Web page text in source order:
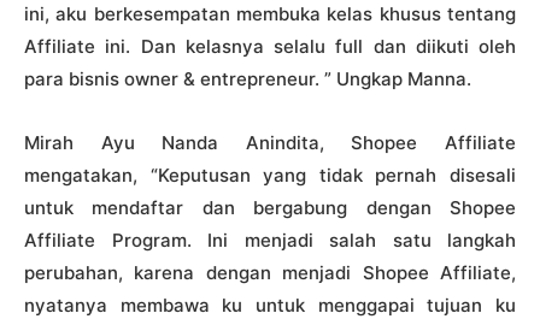
ini, aku berkesempatan membuka kelas khusus tentang
Affiliate ini. Dan kelasnya selalu full dan diikuti oleh
para bisnis owner & entrepreneur. ” Ungkap Manna.
Mirah Ayu Nanda Anindita, Shopee Affiliate
mengatakan, “Keputusan yang tidak pernah disesali
untuk mendaftar dan bergabung dengan Shopee
Affiliate Program. Ini menjadi salah satu langkah
perubahan, karena dengan menjadi Shopee Affiliate,
nyatanya membawa ku untuk menggapai tujuan ku